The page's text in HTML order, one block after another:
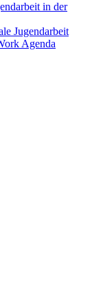
in der
Jugendarbeit
Agenda